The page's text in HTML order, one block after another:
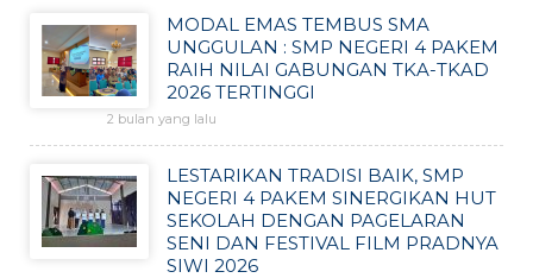
MODAL EMAS TEMBUS SMA
UNGGULAN : SMP NEGERI 4 PAKEM
RAIH NILAI GABUNGAN TKA-TKAD
2026 TERTINGGI
2 bulan yang lalu
LESTARIKAN TRADISI BAIK, SMP
NEGERI 4 PAKEM SINERGIKAN HUT
SEKOLAH DENGAN PAGELARAN
SENI DAN FESTIVAL FILM PRADNYA
SIWI 2026